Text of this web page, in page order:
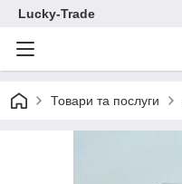
Lucky-Trade
Товари та послуги